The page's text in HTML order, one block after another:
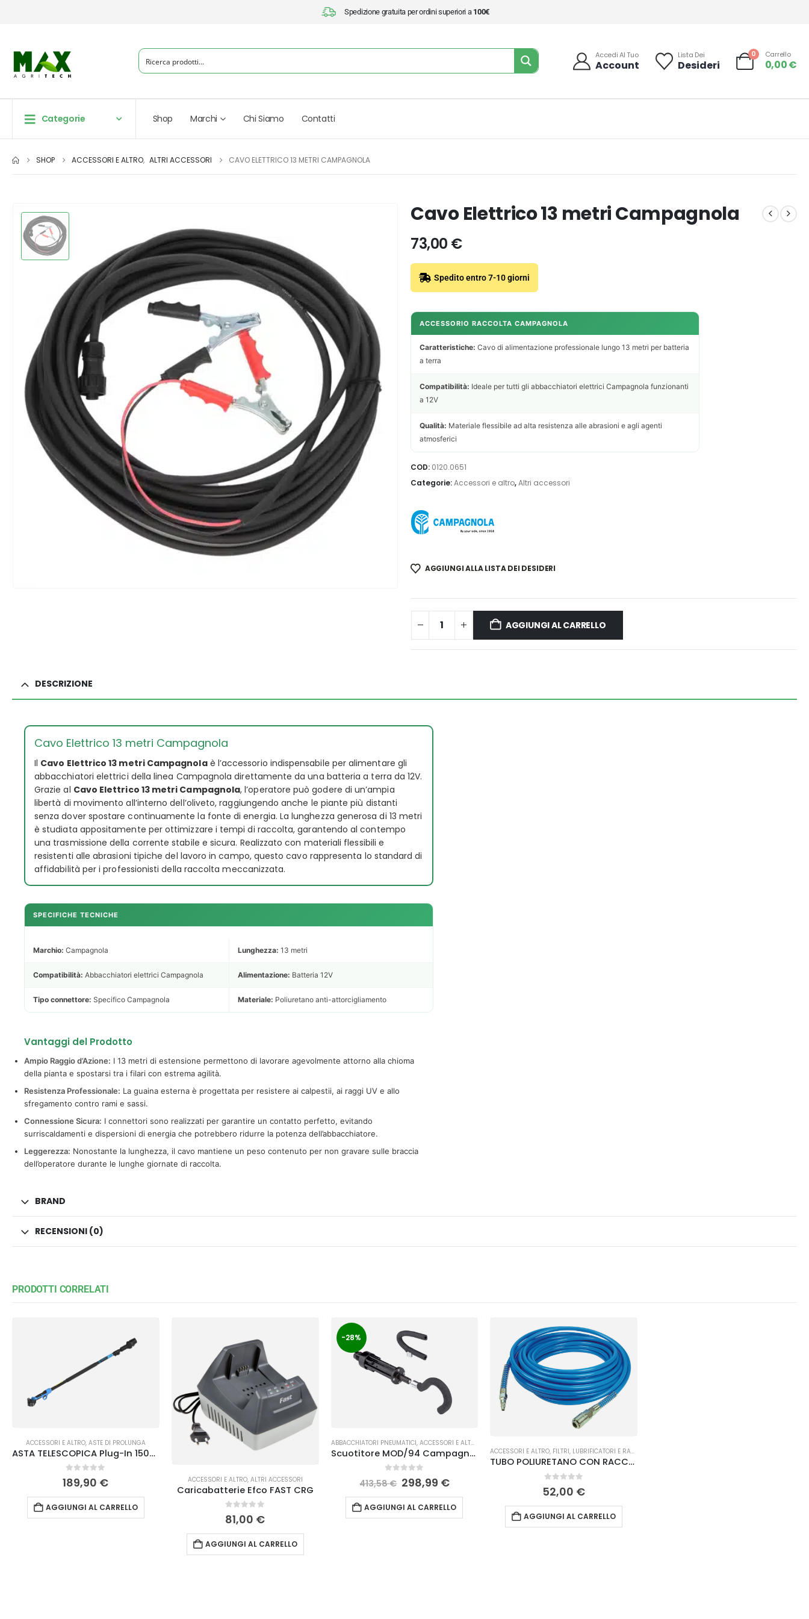
Spedizione gratuita per ordini superiori a 100€
Accedi Al Tuo
Account
Lista Dei
Desideri
0 Carrello
0,00€
Categorie Shop Marchi Chi Siamo Contatti
SHOP ACCESSORI E ALTRO, ALTRI ACCESSORI CAVO ELETTRICO 13 METRI CAMPAGNOLA
Cavo Elettrico 13 metri Campagnola
73,00 €
Spedito entro 7-10 giorni
ACCESSORIO RACCOLTA CAMPAGNOLA
Caratteristiche: Cavo di alimentazione professionale lungo 13 metri per batteria
a terra
Compatibilità: Ideale per tutti gli abbacchiatori elettrici Campagnola funzionanti
a 12V
Qualità: Materiale flessibile ad alta resistenza alle abrasioni e agli agenti
atmosferici
COD: 0120.0651
Categorie:Accessori e altro,Altri accessori
AGGIUNGI ALLA LISTA DEI DESIDERI
AGGIUNGI AL CARRELLO
DESCRIZIONE
Cavo Elettrico 13 metri Campagnola
Il Cavo Elettrico 13 metri Campagnolaè l’accessorio indispensabile per alimentare gli
abbacchiatori elettrici della linea Campagnola direttamente da una batteria a terra da 12V.
Grazie al Cavo Elettrico 13 metri Campagnola, l’operatore può godere di un’ampia
libertà di movimento all’interno dell’oliveto, raggiungendo anche le piante più distanti
senza dover spostare continuamente la fonte di energia. La lunghezza generosa di 13 metri
è studiata appositamente per ottimizzare i tempi di raccolta, garantendo al contempo
una trasmissione della corrente stabile e sicura. Realizzato con materiali flessibili e
resistenti alle abrasioni tipiche del lavoro in campo, questo cavo rappresenta lo standard di
affidabilità per i professionisti della raccolta meccanizzata.
SPECIFICHE TECNICHE
Marchio: Campagnola Lunghezza: 13 metri
Compatibilità: Abbacchiatori elettrici Campagnola Alimentazione: Batteria 12V
Tipo connettore: Specifico Campagnola Materiale: Poliuretano anti-attorcigliamento
Vantaggi del Prodotto
Ampio Raggio d’Azione: I 13 metri di estensione permettono di lavorare agevolmente attorno alla chioma
della pianta e spostarsi tra i filari con estrema agilità.
Resistenza Professionale: La guaina esterna è progettata per resistere ai calpestii, ai raggi UV e allo
sfregamento contro rami e sassi.
Connessione Sicura: I connettori sono realizzati per garantire un contatto perfetto, evitando
surriscaldamenti e dispersioni di energia che potrebbero ridurre la potenza dell’abbacchiatore.
Leggerezza: Nonostante la lunghezza, il cavo mantiene un peso contenuto per non gravare sulle braccia
dell’operatore durante le lunghe giornate di raccolta.
BRAND
RECENSIONI (0)
PRODOTTI CORRELATI
ACCESSORI E ALTRO, ASTE DI PROLUNGA
ASTA TELESCOPICA Plug-In 150-230cm per STARK M e STARK L Campagnola
0Su 5
189,90 €
AGGIUNGI AL CARRELLO
ACCESSORI E ALTRO, ALTRI ACCESSORI
Caricabatterie Efco FAST CRG
0 Su 5
81,00 €
AGGIUNGI AL CARRELLO
-28%
ABBACCHIATORI PNEUMATICI, ACCESSORI E ALTRO
Scuotitore MOD/94 Campagnola
Su 5
413,58€ 298,99 €
AGGIUNGI AL CARRELLO
ACCESSORI E ALTRO, FILTRI, LUBRIFICATORI E RACCORDI
TUBO POLIURETANO CON RACCORDI A INNESTO MT, 25 Ø 8 x 10 Lisam
Su 5
52,00 €
AGGIUNGI AL CARRELLO